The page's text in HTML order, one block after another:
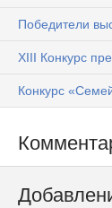
Победители
XIII Конкурс
Конкурс